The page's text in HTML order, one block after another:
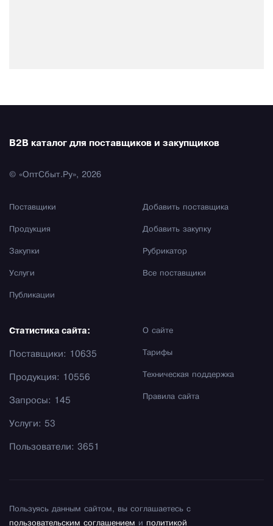
B2B каталог для поставщиков и закупщиков
© «ОптСбыт.Ру», 2026
Поставщики
Продукция
Закупки
Услуги
Публикации
Добавить поставщика
Добавить закупку
Рубрикатор
Все поставщики
О сайте
Тарифы
Техническая поддержка
Правила сайта
Статистика сайта:
Поставщики: 10635
Продукция: 10556
Запросы: 145
Услуги: 53
Пользователи: 3651
Пользуясь данным сайтом, вы соглашаетесь с
пользовательским соглашением и политикой